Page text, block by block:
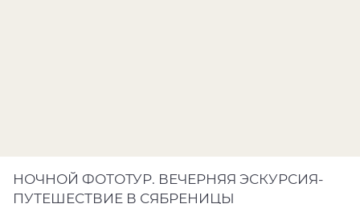
НОЧНОЙ ФОТОТУР. ВЕЧЕРНЯЯ ЭСКУРСИЯ-
ПУТЕШЕСТВИЕ В СЯБРЕНИЦЫ